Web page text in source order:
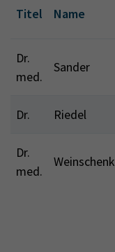
Titel Name
Dr.
med.
Sander
Dr. Riedel
Dr.
med.
Weinschenk